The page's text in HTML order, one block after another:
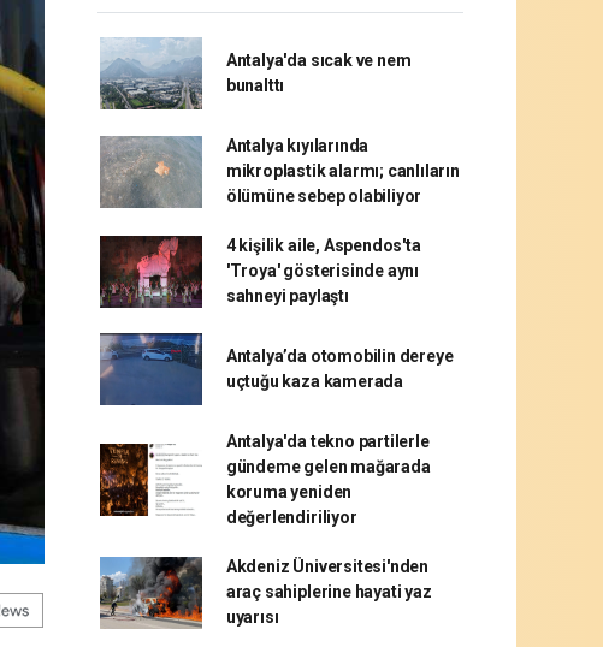
Antalya'da sıcak ve nem
bunalttı
Antalya kıyılarında
mikroplastik alarmı; canlıların
ölümüne sebep olabiliyor
4 kişilik aile, Aspendos'ta
'Troya' gösterisinde aynı
sahneyi paylaştı
Antalya’da otomobilin dereye
uçtuğu kaza kamerada
Antalya'da tekno partilerle
gündeme gelen mağarada
koruma yeniden
değerlendiriliyor
Akdeniz Üniversitesi'nden
araç sahiplerine hayati yaz
uyarısı